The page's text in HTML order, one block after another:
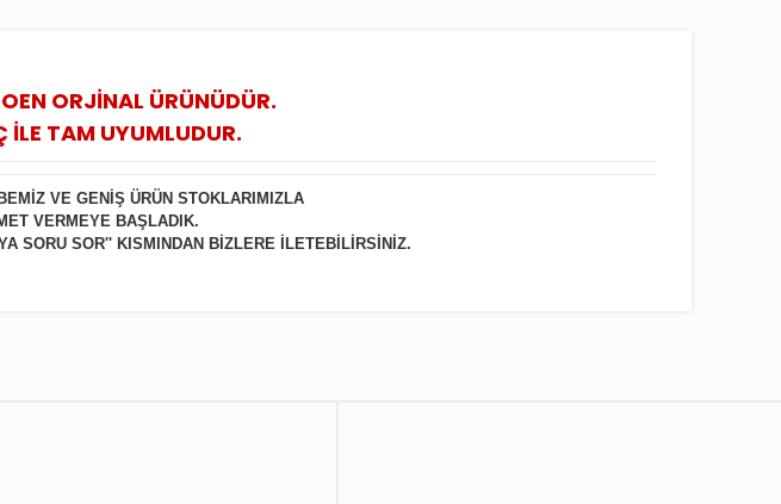
ORJİNAL ÜRÜNÜDÜR.
İLE TAM UYUMLUDUR.
VE GENİŞ ÜRÜN STOKLARIMIZLA
VERMEYE BAŞLADIK.
SORU SOR'' KISMINDAN BİZLERE İLETEBİLİRSİNİZ.